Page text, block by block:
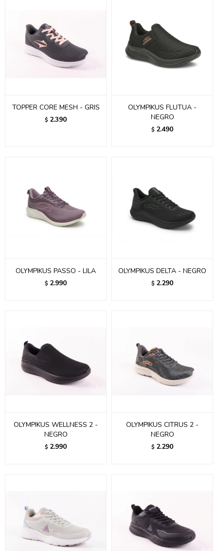
TOPPER CORE MESH - GRIS
$ 2.390
OLYMPIKUS FLUTUA -
NEGRO
$ 2.490
OLYMPIKUS PASSO - LILA
$ 2.990
OLYMPIKUS DELTA - NEGRO
$ 2.290
OLYMPIKUS WELLNESS 2 -
NEGRO
$ 2.990
OLYMPIKUS CITRUS 2 -
NEGRO
$ 2.290